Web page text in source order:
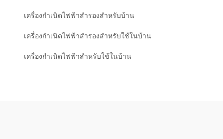
เครื่องกำเนิดไฟฟ้าสำรองสำหรับบ้าน
เครื่องกำเนิดไฟฟ้าสำรองสำหรับใช้ในบ้าน
เครื่องกำเนิดไฟฟ้าสำหรับใช้ในบ้าน